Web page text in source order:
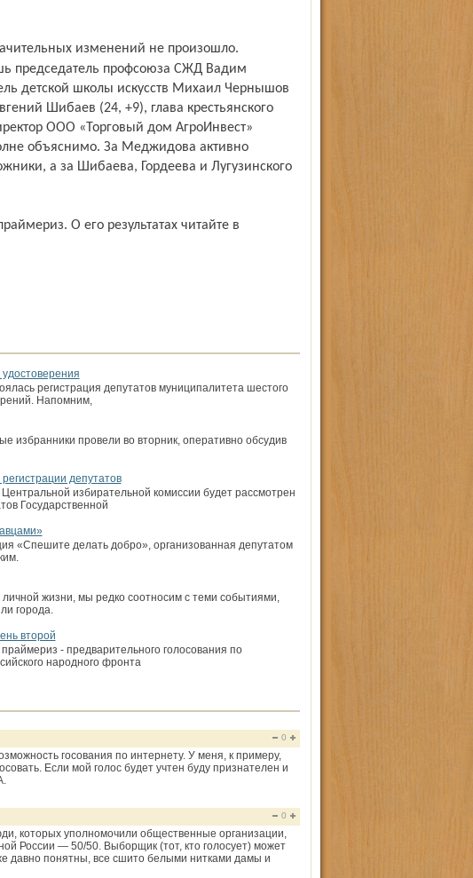
председатель профсоюза СЖД Вадим
детской школы искусств Михаил Чернышов
Шибаев (24, +9), глава крестьянского
ООО «Торговый дом АгроИнвест»
объяснимо. За Меджидова активно
а за Шибаева, Гордеева и Лугузинского
регистрация депутатов муниципалитета шестого
Напомним,
избранники провели во вторник, оперативно обсудив
депутатов
избирательной комиссии будет рассмотрен
Государственной
«Спешите делать добро», организованная депутатом
жизни, мы редко соотносим с теми событиями,
города.
второй
- предварительного голосования по
народного фронта
0
госования по интернету. У меня, к примеру,
Если мой голос будет учтен буду признателен и
0
которых уполномочили общественные организации,
России — 50/50. Выборщик (тот, кто голосует) может
давно понятны, все сшито белыми нитками дамы и